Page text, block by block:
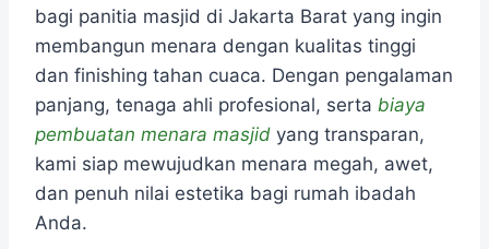
bagi panitia masjid di Jakarta Barat yang ingin
membangun menara dengan kualitas tinggi
dan finishing tahan cuaca. Dengan pengalaman
panjang, tenaga ahli profesional, serta biaya
pembuatan menara masjid yang transparan,
kami siap mewujudkan menara megah, awet,
dan penuh nilai estetika bagi rumah ibadah
Anda.